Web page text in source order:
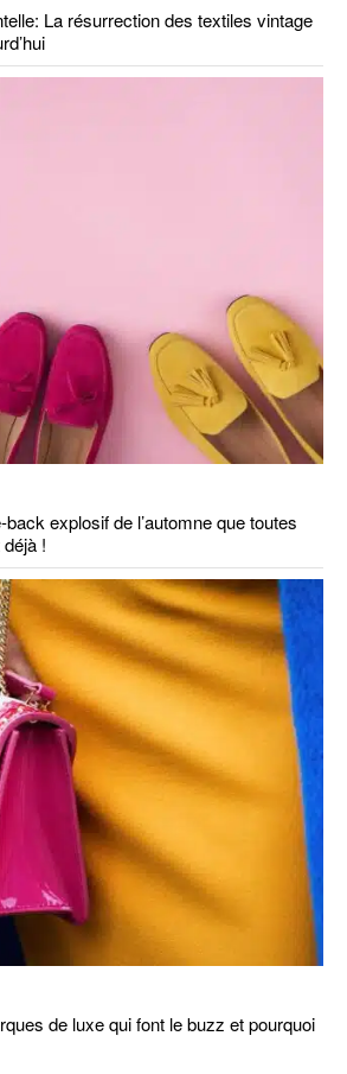
La résurrection des textiles vintage
explosif de l’automne que toutes
!
de luxe qui font le buzz et pourquoi